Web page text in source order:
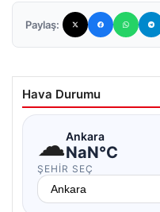
Paylaş:
Hava Durumu
☁Ankara
NaN°C
ŞEHIR SEÇ